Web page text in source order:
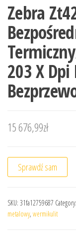
Zebra
203 X
15 676,99zł
Sprawdź sam
SKU: 31fa12759687 Category:
metalowy, wermikulit